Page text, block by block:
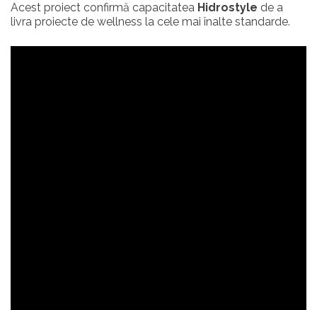
Acest proiect confirmă capacitatea Hidrostyle de a
livra proiecte de wellness la cele mai înalte standarde.